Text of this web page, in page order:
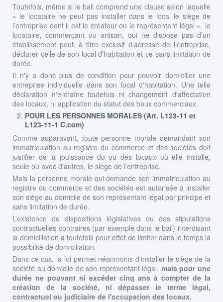
Toutefois, même si le bail comprend une clause selon laquelle
« le locataire ne peut pas installer dans le local le siège de
l’entreprise dont il est le créateur ou le représentant légal », le
locataire, commerçant ou artisan, qui ne dispose pas d’un
établissement peut, à titre exclusif d’adresse de l’entreprise,
déclarer celle de son local d’habitation et ce sans limitation de
durée.
Il n'y a donc plus de condition pour pouvoir domicilier une
entreprise individuelle dans son local d'habitation. Une telle
déclaration n'entraîne toutefois ni changement d'affectation
des locaux, ni application du statut des baux commerciaux.
POUR LES PERSONNES MORALES (Art. L123-11 et
L123-11-1 C.com)
Comme auparavant, toute personne morale demandant son
immatriculation au registre du commerce et des sociétés doit
justifier de la jouissance du ou des locaux où elle installe,
seule ou avec d'autres, le siège de l'entreprise.
Mais la personne morale qui demande son immatriculation au
registre du commerce et des sociétés est autorisée à installer
son siège au domicile de son représentant légal par principe et
sans limitation de durée.
L’existence de dispositions législatives ou des stipulations
contractuelles contraires (par exemple dans le bail) interdisant
la domiciliation a toutefois pour effet de limiter dans le temps la
possibilité de domiciliation.
Dans ce cas, la loi permet néanmoins d'installer le siège de la
société au domicile de son représentant légal, mais pour une
durée ne pouvant ni excéder cinq ans à compter de la
création de la société, ni dépasser le terme légal,
contractuel ou judiciaire de l'occupation des locaux.